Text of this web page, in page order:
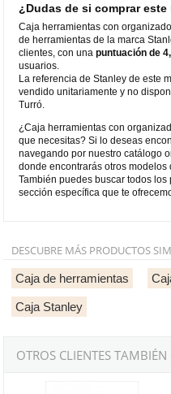
¿Dudas de si comprar este
Caja herramientas con
de herramientas de la marca
clientes, con unapuntuación de
usuarios.
La referencia de Stanley de este
vendido unitariamente y no
Turró.
¿Caja herramientas con
que necesitas? Si lo deseas
navegando por nuestro catálogo
donde encontrarás otros
También puedes buscar todos
sección específica que te
DESCUBRE MÁS PRODUCTOS
Caja de herramientas
Caja Stanley
OTROS CLIENTES